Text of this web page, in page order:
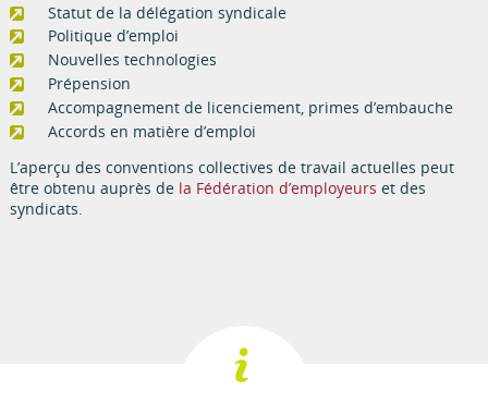
Statut de la délégation syndicale
Politique d’emploi
Nouvelles technologies
Prépension
Accompagnement de licenciement, primes d’embauche
Accords en matière d’emploi
L’aperçu des conventions collectives de travail actuelles peut
être obtenu auprès de la Fédération d’employeurs et des
syndicats.